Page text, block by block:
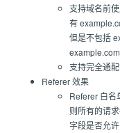
支持域名前
有
但是不包括
支持完全通
Referer 效果
Referer 白名
则所有的请
字段是否允许